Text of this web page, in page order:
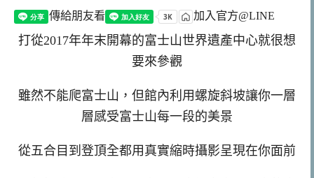
傳給朋友看 加入官方@LINE
打從2017年年末開幕的富士山世界遺產中心就很想
要來參觀
雖然不能爬富士山，但館內利用螺旋斜坡讓你一層
層感受富士山每一段的美景
從五合目到登頂全都用真實縮時攝影呈現在你面前